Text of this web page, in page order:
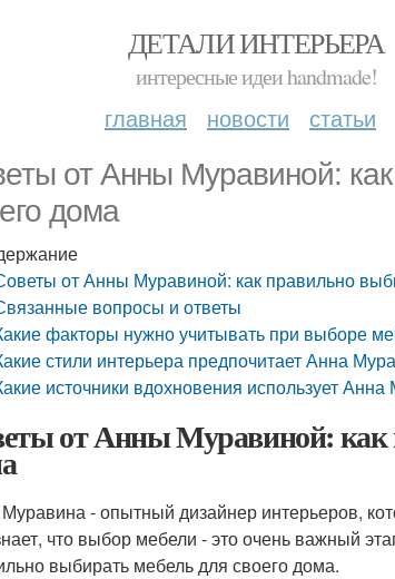
ДЕТАЛИ ИНТЕРЬЕРА
интересные идеи handmade!
главная новости статьи
от Анны Муравиной:
дома
от Анны Муравиной: как правильно
вопросы и ответы
факторы нужно учитывать при выборе
стили интерьера предпочитает Анна
источники вдохновения использует
от Анны Муравиной: как
- опытный дизайнер интерьеров,
что выбор мебели - это очень важный
выбирать мебель для своего дома.